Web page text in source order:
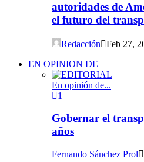
autoridades de
el futuro del
Redacción
Feb 27,
EN OPINION DE
En opinión de...
1
Gobernar el
años
Fernando Sánchez Prol